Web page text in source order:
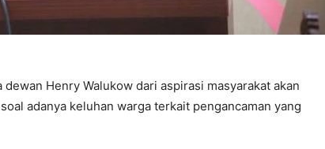
Henry Walukow dari aspirasi masyarakat akan
adanya keluhan warga terkait pengancaman yang